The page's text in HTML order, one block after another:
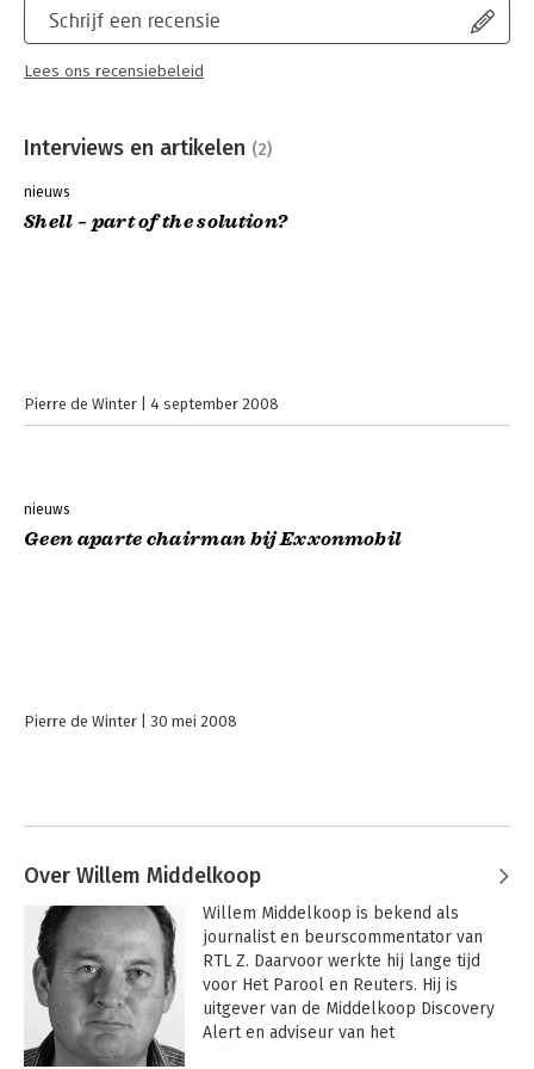
Schrijf een recensie
Lees ons recensiebeleid
Interviews en artikelen (2)
nieuws
Shell – part of the solution?
Pierre de Winter 4 september 2008
nieuws
Geen aparte chairman bij Exxonmobil
Pierre de Winter 30 mei 2008
Over Willem Middelkoop
Willem Middelkoop is bekend als
journalist en beurscommentator van
RTL Z. Daarvoor werkte hij lange tijd
voor Het Parool en Reuters. Hij is
uitgever van de Middelkoop Discovery
Alert en adviseur van het